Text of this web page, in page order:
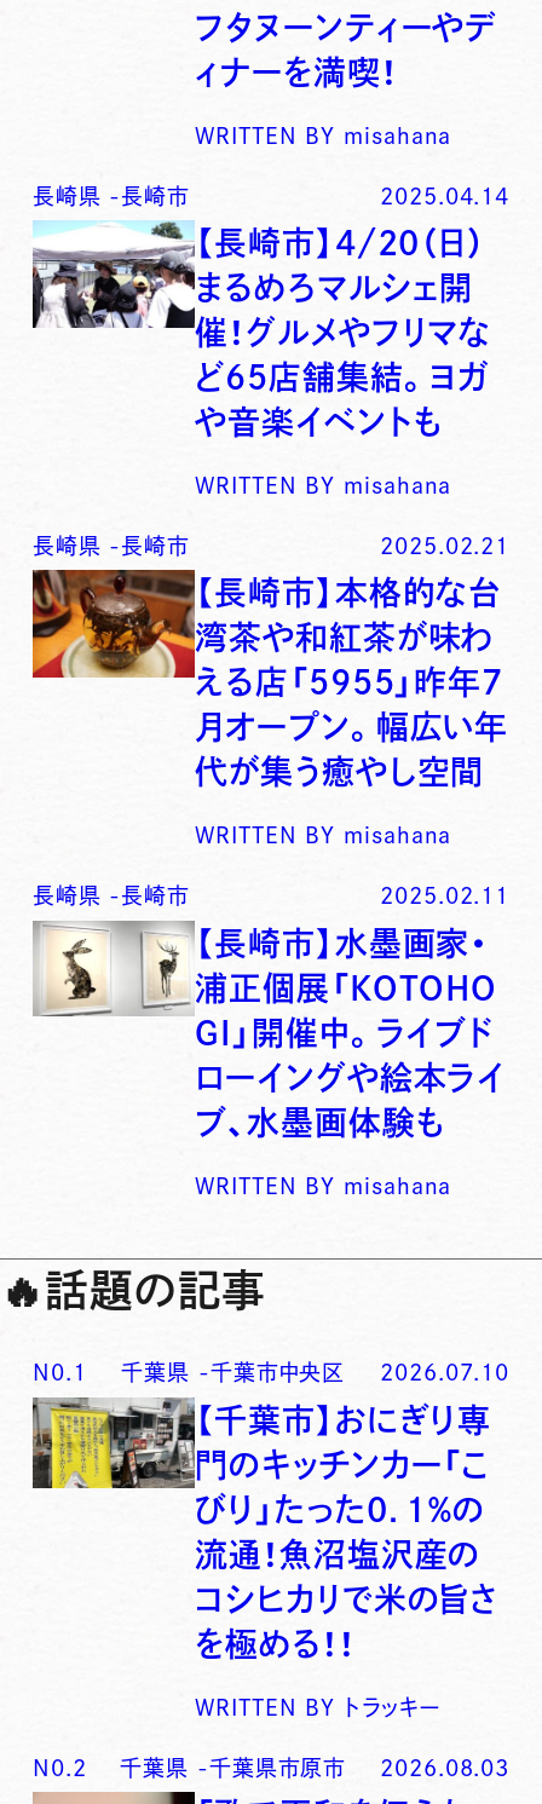
フタヌーンティーやデ
ィナーを満喫！
WRITTEN BY misahana
長崎県 -長崎市 2025.04.14
【長崎市】4/20（日）
まるめろマルシェ開
催！グルメやフリマな
ど65店舗集結。ヨガ
や音楽イベントも
WRITTEN BY misahana
長崎県 -長崎市 2025.02.21
【長崎市】本格的な台
湾茶や和紅茶が味わ
える店「5955」昨年7
月オープン。幅広い年
代が集う癒やし空間
WRITTEN BY misahana
長崎県 -長崎市 2025.02.11
【長崎市】水墨画家・
浦正個展「KOTOHO
GI」開催中。ライブド
ローイングや絵本ライ
ブ、水墨画体験も
WRITTEN BY misahana
🔥話題の記事
N0. 1 千葉県 -千葉市中央区 2026.07.10
【千葉市】おにぎり専
門のキッチンカー「こ
びり」たった0．1％の
流通！魚沼塩沢産の
コシヒカリで米の旨さ
を極める！！
WRITTEN BY トラッキー
N0. 2 千葉県 -千葉県市原市 2026.08.03